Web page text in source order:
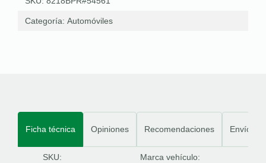
Categoría: Automóviles
Ficha técnica Opiniones Recomendaciones Envíos
SKU:
Marca vehículo: